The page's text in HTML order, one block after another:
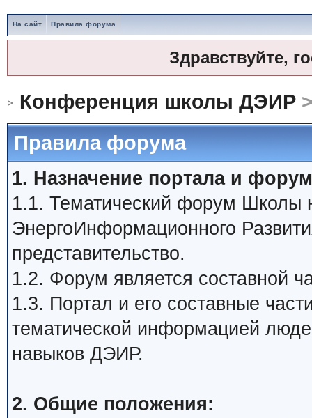
На сайт Правила форума
Здравствуйте,
Конференция школы ДЭИР
Правила форума
1. Назначение портала и
1.1. Тематический форум Школы
ЭнергоИнформационного
представительство.
1.2. Форум является составной
1.3. Портал и его составные
тематической информацией
навыков ДЭИР.
2. Общие положения: